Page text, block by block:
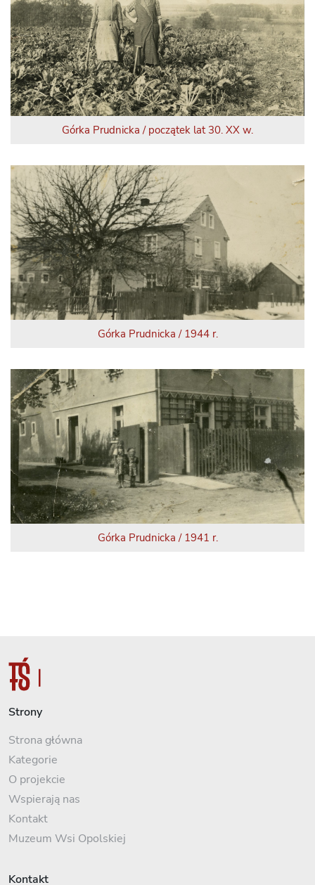
Górka Prudnicka / początek lat 30. XX w.
Górka Prudnicka / 1944 r.
Górka Prudnicka / 1941 r.
Strony
Strona główna
Kategorie
O projekcie
Wspierają nas
Kontakt
Muzeum Wsi Opolskiej
Kontakt